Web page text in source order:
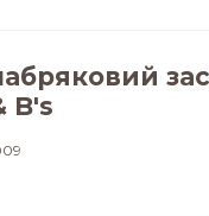
B's